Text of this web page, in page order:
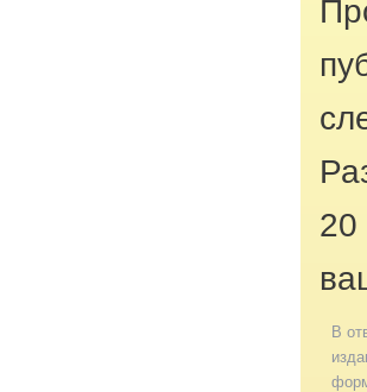
20
В